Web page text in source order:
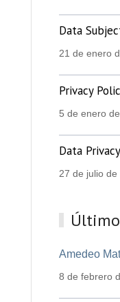
Data
21 de enero
Privacy
5 de enero
Data
27 de julio de
Amedeo
8 de febrero